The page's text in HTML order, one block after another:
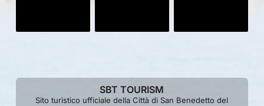
SBT TOURISM
Sito turistico ufficiale della Città di San Benedetto del